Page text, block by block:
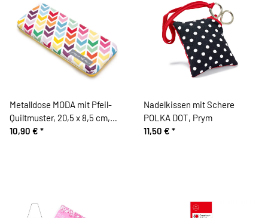
Metalldose MODA mit Pfeil-
Quiltmuster, 20,5 x 8,5 cm,
Moda Fabrics
10,90 € *
Nadelkissen mit Schere
POLKA DOT, Prym
11,50 € *